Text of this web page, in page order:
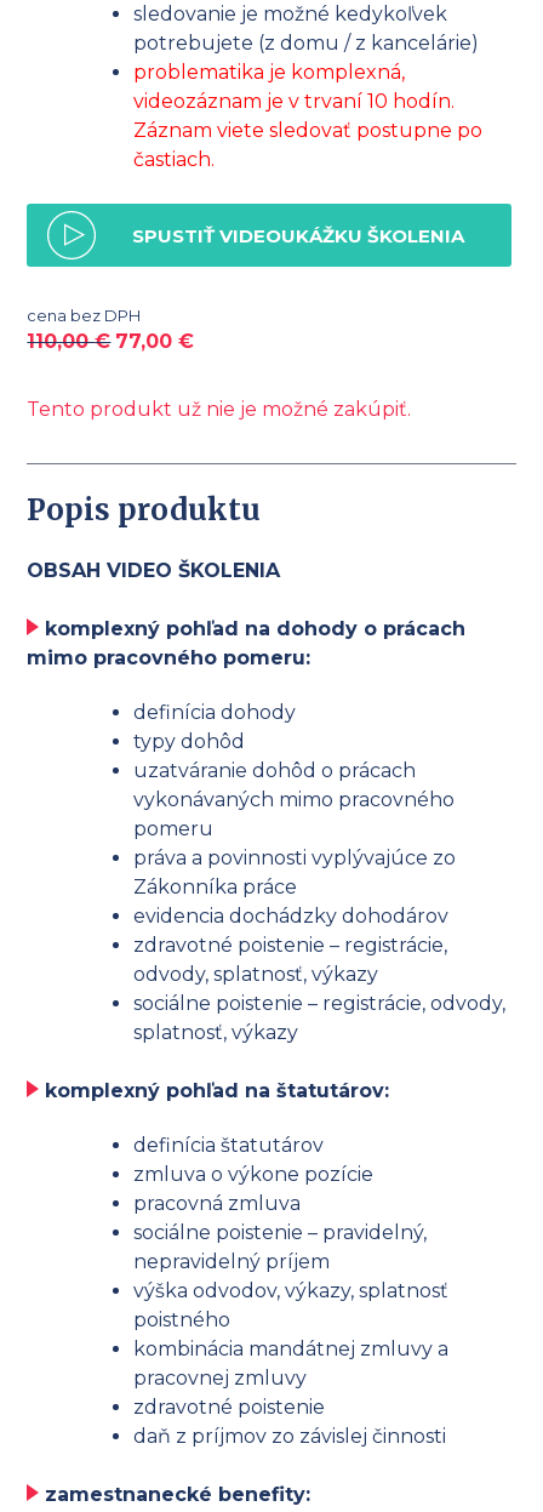
sledovanie je možné kedykoľvek
potrebujete (z domu / z kancelárie)
problematika je komplexná,
videozáznam je v trvaní 10 hodín.
Záznam viete sledovať postupne po
častiach.
SPUSTIŤ VIDEOUKÁŽKU ŠKOLENIA
cena bez DPH
110,00€ 77,00€
Tento produkt už nie je možné zakúpiť.
Popis produktu
OBSAH VIDEO ŠKOLENIA
komplexný pohľad na dohody o prácach
mimo pracovného pomeru:
definícia dohody
typy dohôd
uzatváranie dohôd o prácach
vykonávaných mimo pracovného
pomeru
práva a povinnosti vyplývajúce zo
Zákonníka práce
evidencia dochádzky dohodárov
zdravotné poistenie – registrácie,
odvody, splatnosť, výkazy
sociálne poistenie – registrácie, odvody,
splatnosť, výkazy
komplexný pohľad na štatutárov:
definícia štatutárov
zmluva o výkone pozície
pracovná zmluva
sociálne poistenie – pravidelný,
nepravidelný príjem
výška odvodov, výkazy, splatnosť
poistného
kombinácia mandátnej zmluvy a
pracovnej zmluvy
zdravotné poistenie
daň z príjmov zo závislej činnosti
zamestnanecké benefity: